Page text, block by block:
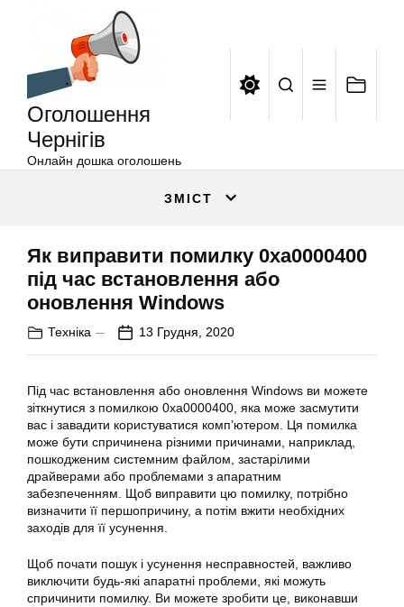
Оголошення
Чернігів
Онлайн дошка оголошень
ЗМІСТ
Як виправити помилку 0xa0000400
під час встановлення або
оновлення Windows
Техніка 13 Грудня, 2020
Під час встановлення або оновлення Windows ви можете
зіткнутися з помилкою 0xa0000400, яка може засмутити
вас і завадити користуватися комп’ютером. Ця помилка
може бути спричинена різними причинами, наприклад,
пошкодженим системним файлом, застарілими
драйверами або проблемами з апаратним
забезпеченням. Щоб виправити цю помилку, потрібно
визначити її першопричину, а потім вжити необхідних
заходів для її усунення.
Щоб почати пошук і усунення несправностей, важливо
виключити будь-які апаратні проблеми, які можуть
спричинити помилку. Ви можете зробити це, виконавши